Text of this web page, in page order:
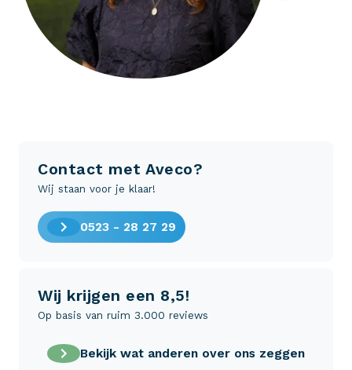
Contact met Aveco?
Wij staan voor je klaar!
0523 - 28 27 29
Wij krijgen een 8,5!
Op basis van ruim 3.000 reviews
Bekijk wat anderen over ons zeggen